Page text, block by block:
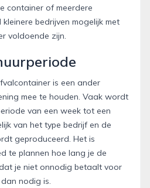
container of meerdere
bedrijven mogelijk met
voldoende zijn.
is een ander
mee te houden. Vaak wordt
van een week tot een
van het type bedrijf en de
geproduceerd. Het is
te plannen hoe lang je de
je niet onnodig betaalt voor
nodig is.